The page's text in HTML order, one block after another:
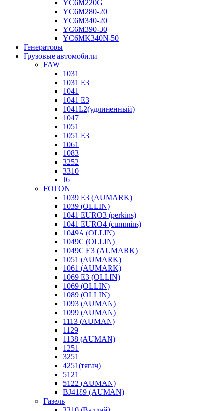
YC6M220G
YC6M280-20
YC6M340-20
YC6M390-30
YC6MK340N-50
Генераторы
Грузовые автомобили
FAW
1031
1031 E3
1041
1041 E3
1041L2(удлиненный)
1047
1051
1051 E3
1061
1083
3252
3310
J6
FOTON
1039 E3 (AUMARK)
1039 (OLLIN)
1041 EURO3 (perkins)
1041 EURO4 (cummins)
1049A (OLLIN)
1049C (OLLIN)
1049С E3 (AUMARK)
1051 (AUMARK)
1061 (AUMARK)
1069 E3 (OLLIN)
1069 (OLLIN)
1089 (OLLIN)
1093 (AUMAN)
1099 (AUMAN)
1113 (AUMAN)
1129
1138 (AUMAN)
1251
3251
4251(тягач)
5121
5122 (AUMAN)
BJ4189 (AUMAN)
Газель